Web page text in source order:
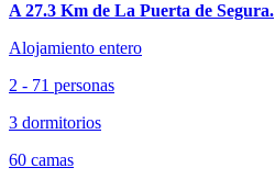
A 27.3 Km de La Puerta de Segura.
Alojamiento entero
2 - 71 personas
3 dormitorios
60 camas